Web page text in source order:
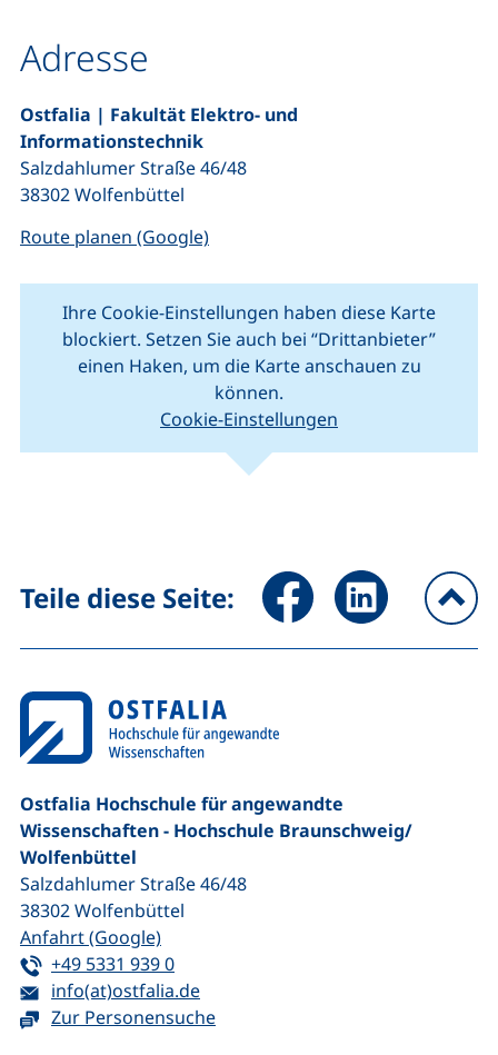
Adresse
Ostfalia | Fakultät Elektro- und
Informationstechnik
Salzdahlumer Straße 46/48
38302 Wolfenbüttel
Route planen (Google)(externer Link, öffnet neues
Ihre Cookie-Einstellungen haben diese Karte
blockiert. Setzen Sie auch bei “Drittanbieter”
einen Haken, um die Karte anschauen zu
können.
Cookie-Einstellungen
(externer Link, öffnet neues Fenster).
Kartendaten © Mitwirkende von
Teile diese Seite: Seite über Facebook teilen
Seite über
Ostfalia Hochschule für angewandte
Wissenschaften - Hochschule Braunschweig/​
Wolfenbüttel
Salzdahlumer Straße 46/48
38302Wolfenbüttel
Anfahrt (Google)(externer Link, öffnet neues Fenster)
Tel:
+49 5331 939 0(startet einen Telefonanruf, wenn Ihr
E-Mail:
info(at)ostfalia.de(öffnet Ihr E-Mail-Programm)
Zur Personensuche